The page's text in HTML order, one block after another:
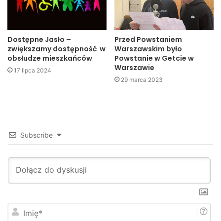
nadjeżdżającym daewoo matizem. Siłą uderzenia został
odrzucony na prawą stronę jezdni, gdzie uderzył w toyotę
yaris.
Dostępne Jasło –
zwiększamy dostępność w
obsłudze mieszkańców
17 lipca 2024
Przed Powstaniem
Warszawskim było
Powstanie w Getcie w
Warszawie
29 marca 2023
Subscribe